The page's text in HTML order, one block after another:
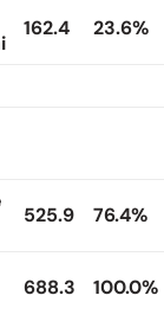
162.4 23.6%
525.9 76.4%
688.3 100.0%